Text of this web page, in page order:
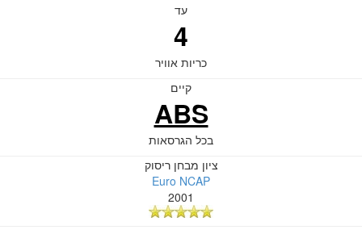
עד
4
כריות אוויר
קיים
ABS
בכל הגרסאות
ציון מבחן ריסוק
Euro NCAP
2001